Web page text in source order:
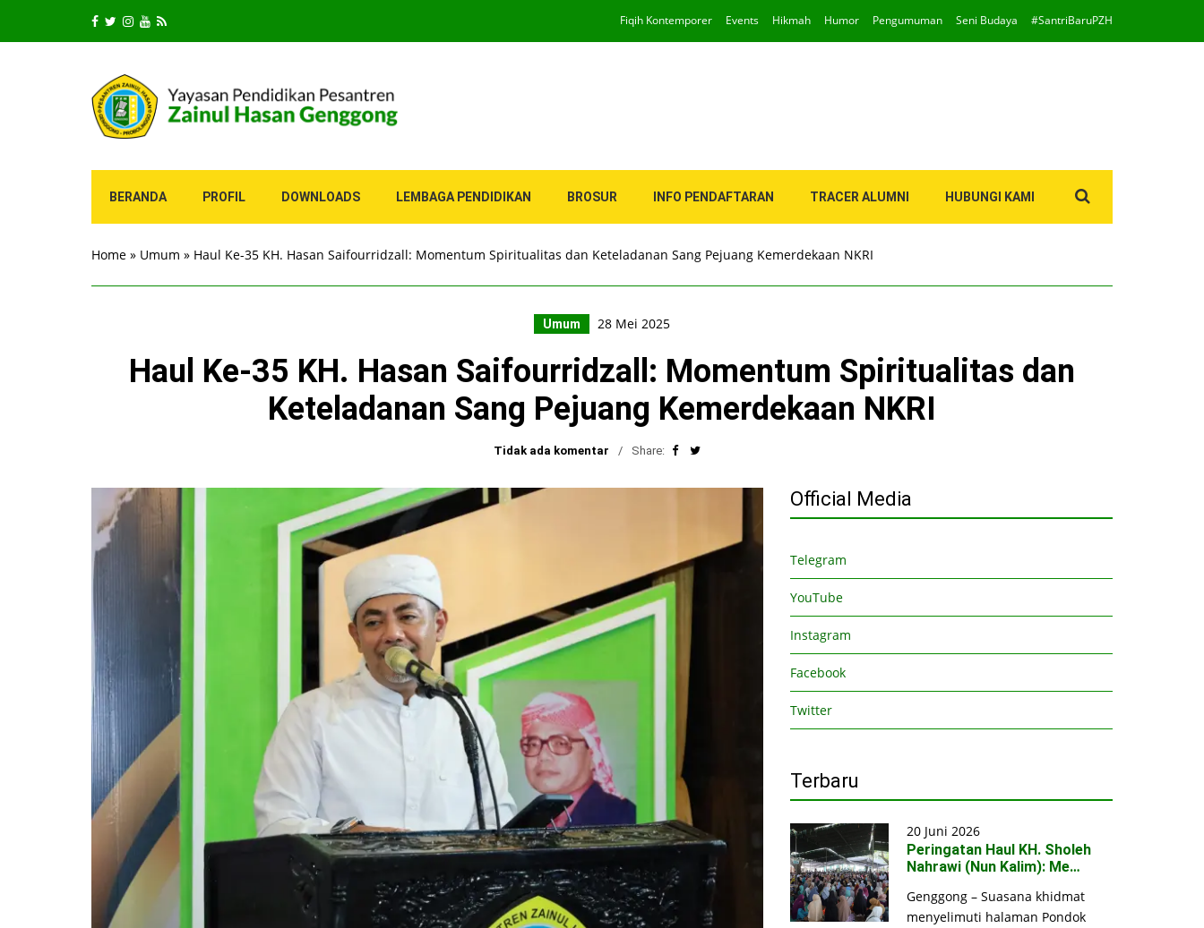
Fiqih Kontemporer Events Hikmah Humor Pengumuman Seni Budaya #SantriBaruPZH
BERANDA PROFIL DOWNLOADS LEMBAGA PENDIDIKAN BROSUR INFO PENDAFTARAN TRACER ALUMNI HUBUNGI KAMI
for:
Home » Umum » Haul Ke-35 KH. Hasan Saifourridzall: Momentum Spiritualitas dan Keteladanan Sang Pejuang Kemerdekaan NKRI
Umum 28 Mei 2025
Haul Ke-35 KH. Hasan Saifourridzall: Momentum Spiritualitas dan
Keteladanan Sang Pejuang Kemerdekaan NKRI
Tidak ada komentar Share:
Official Media
Telegram
YouTube
Instagram
Facebook
Twitter
Terbaru
20 Juni 2026
Peringatan Haul KH. Sholeh
Nahrawi (Nun Kalim): Me…
Genggong – Suasana khidmat
menyelimuti halaman Pondok